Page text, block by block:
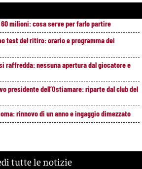
60 milioni: cosa serve per farlo partire
test del ritiro: orario e programma dei
raffredda: nessuna apertura dal giocatore e
presidente dell’Ostiamare: riparte dal club del
rinnovo di un anno e ingaggio dimezzato
tutte le notizie